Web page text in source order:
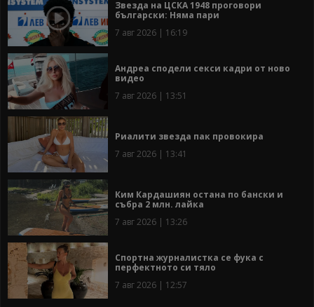
Звезда на ЦСКА 1948 проговори
български: Няма пари
7 авг 2026 | 16:19
Андреа сподели секси кадри от ново
видео
7 авг 2026 | 13:51
Риалити звезда пак провокира
7 авг 2026 | 13:41
Ким Кардашиян остана по бански и
събра 2 млн. лайка
7 авг 2026 | 13:26
Спортна журналистка се фука с
перфектното си тяло
7 авг 2026 | 12:57